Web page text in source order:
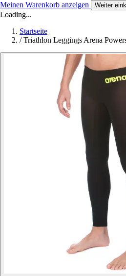
Meinen Warenkorb anzeigen Weiter
Loading...
Startseite
/ Triathlon Leggings Arena